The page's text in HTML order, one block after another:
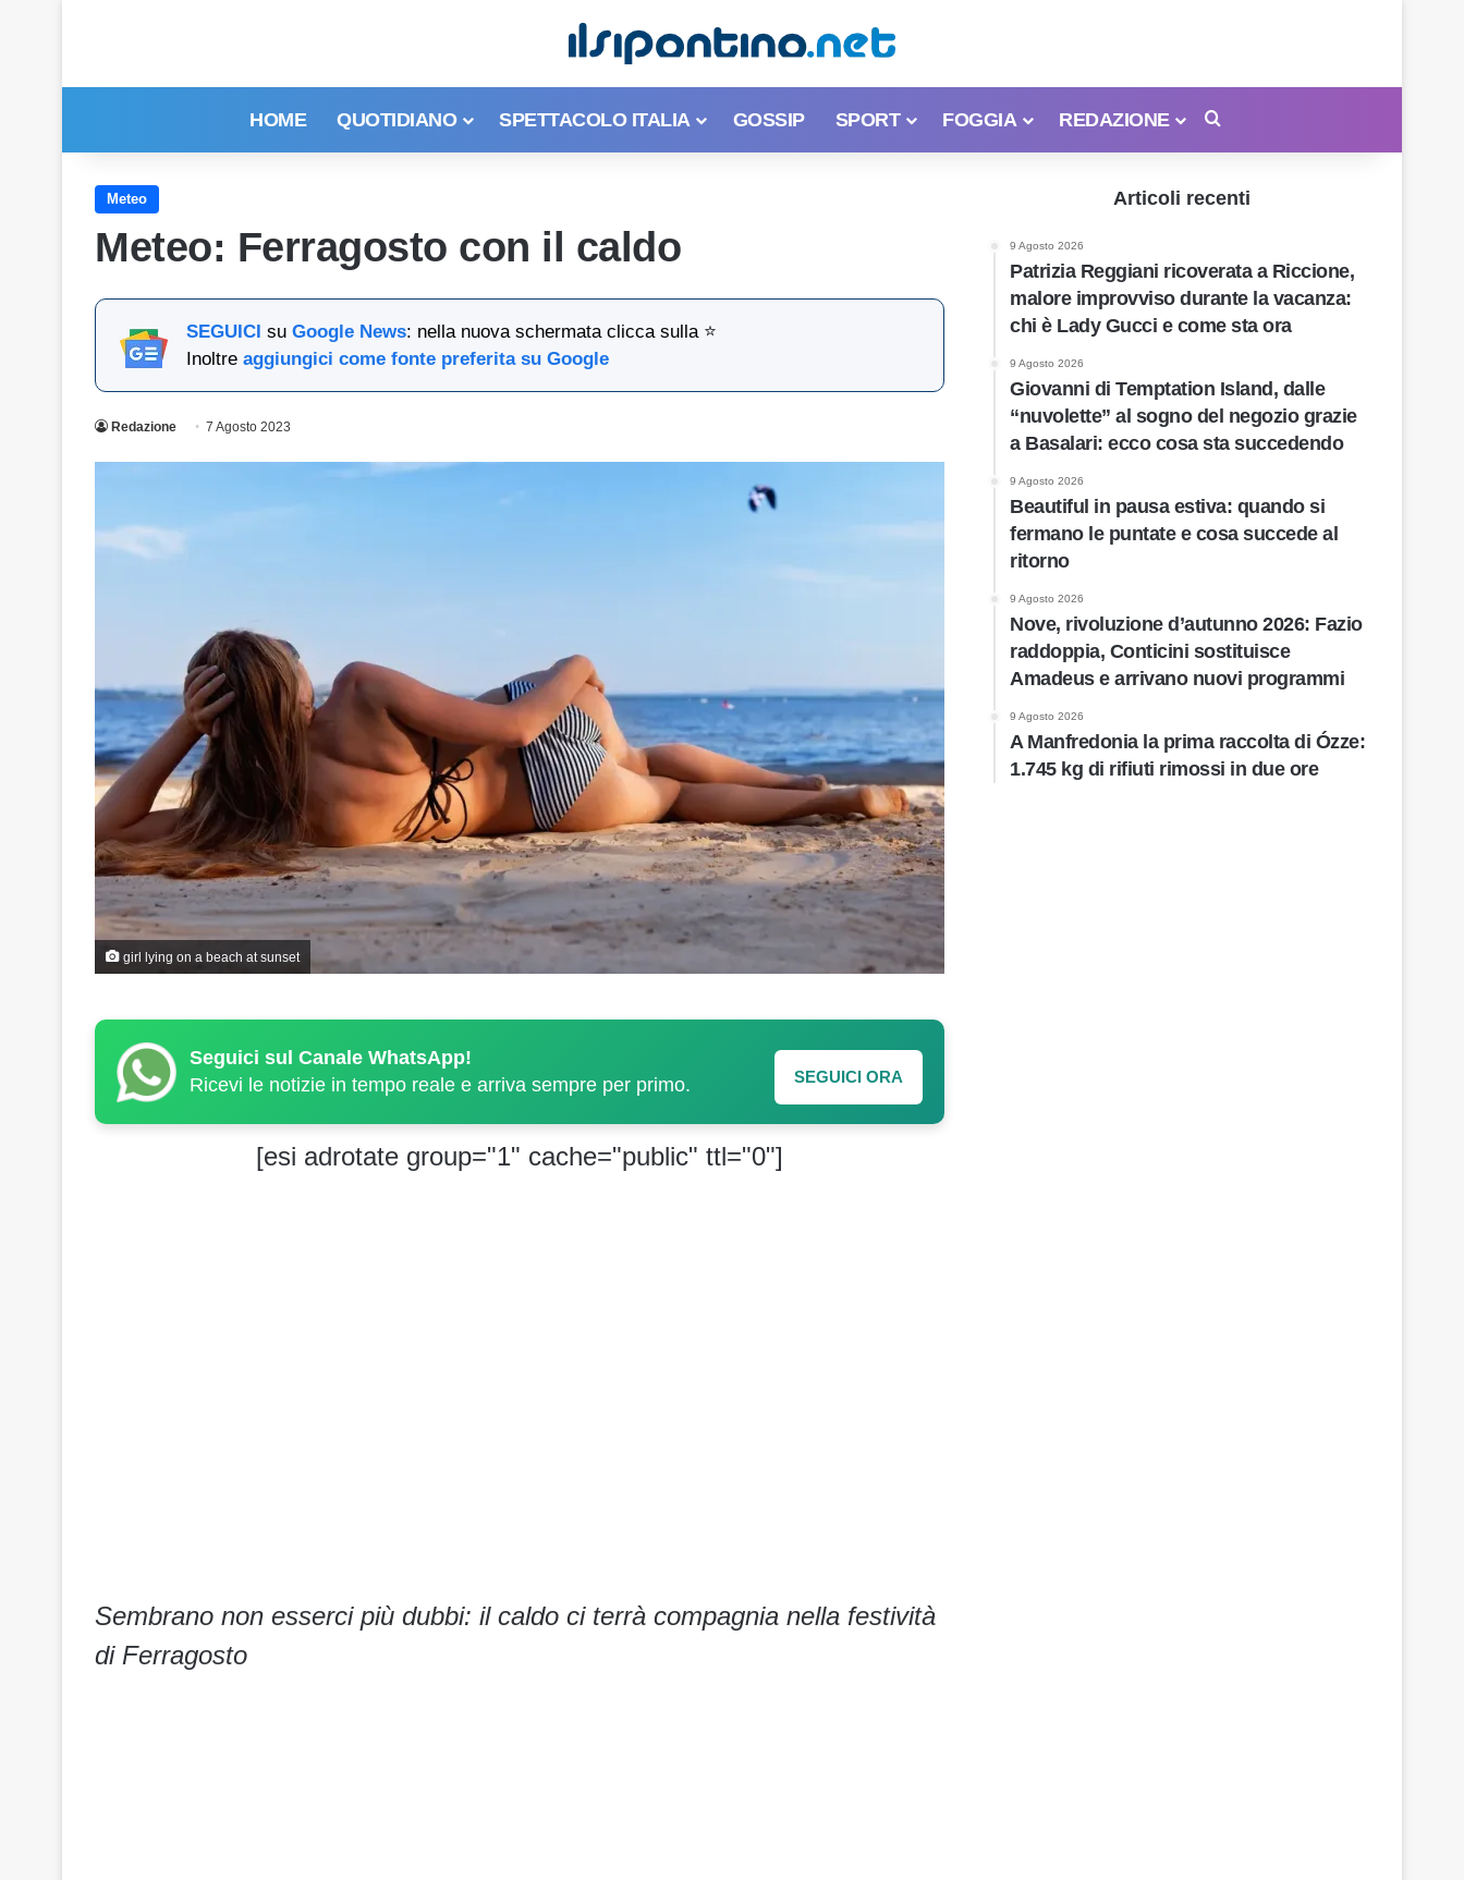
HOME QUOTIDIANO SPETTACOLO ITALIA GOSSIP SPORT FOGGIA REDAZIONE
Meteo
Meteo: Ferragosto con il caldo
SEGUICI su Google News: nella nuova schermata clicca sulla ⭐
Inoltre aggiungici come fonte preferita su Google
Redazione 7 Agosto 2023
girl lying on a beach at sunset
Seguici sul Canale WhatsApp!
Ricevi le notizie in tempo reale e arriva sempre per primo.
SEGUICI ORA
[esi adrotate group="1" cache="public" ttl="0"]
Sembrano non esserci più dubbi: il caldo ci terrà compagnia nella festività
di Ferragosto
Articoli recenti
9 Agosto 2026
Patrizia Reggiani ricoverata a Riccione,
malore improvviso durante la vacanza:
chi è Lady Gucci e come sta ora
9 Agosto 2026
Giovanni di Temptation Island, dalle
“nuvolette” al sogno del negozio grazie
a Basalari: ecco cosa sta succedendo
9 Agosto 2026
Beautiful in pausa estiva: quando si
fermano le puntate e cosa succede al
ritorno
9 Agosto 2026
Nove, rivoluzione d’autunno 2026: Fazio
raddoppia, Conticini sostituisce
Amadeus e arrivano nuovi programmi
9 Agosto 2026
A Manfredonia la prima raccolta di Ózze:
1.745 kg di rifiuti rimossi in due ore